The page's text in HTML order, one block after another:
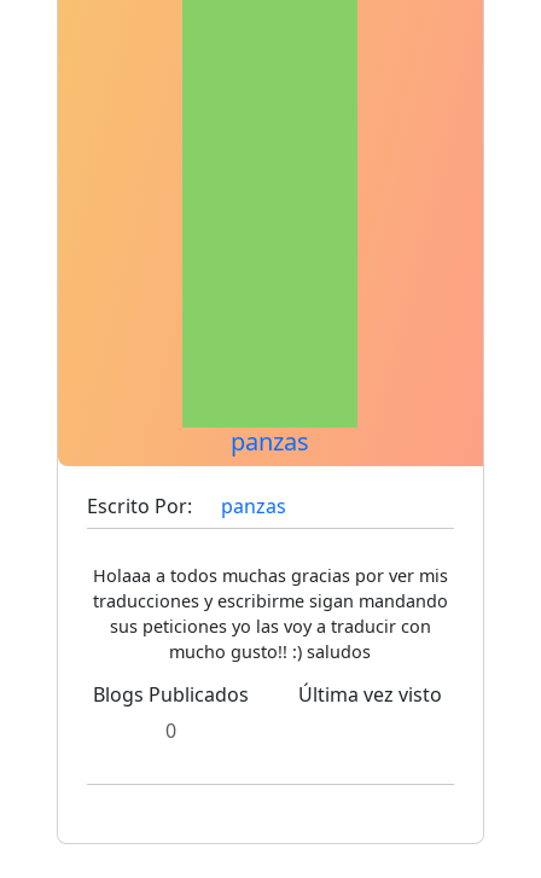
panzas
Escrito Por: panzas
Holaaa a todos muchas gracias por ver mis
traducciones y escribirme sigan mandando
sus peticiones yo las voy a traducir con
mucho gusto!! :) saludos
Blogs Publicados
0
Última vez visto